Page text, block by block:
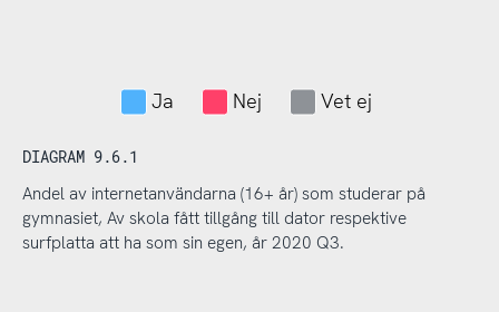
Ja Nej Vet ej
DIAGRAM 9.6.1
Andel av internetanvändarna (16+ år) som studerar på
gymnasiet, Av skola fått tillgång till dator respektive
surfplatta att ha som sin egen, år 2020 Q3.